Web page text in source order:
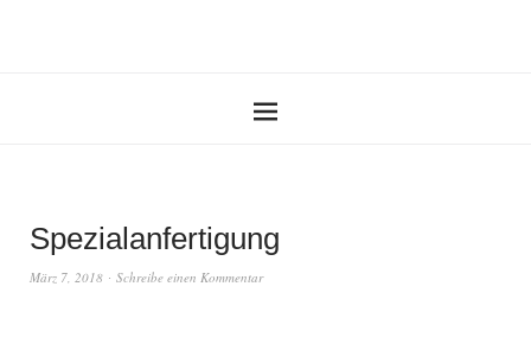
Spezialanfertigung
März 7, 2018 Schreibe einen Kommentar